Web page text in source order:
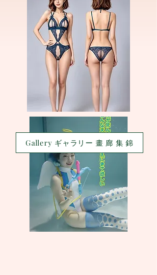
Gallery ギャラリー 畫 廊 集 錦